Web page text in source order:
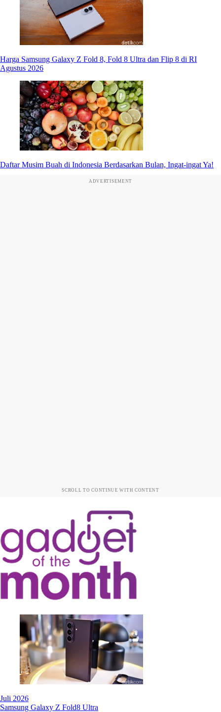
Harga Samsung Galaxy Z Fold 8, Fold 8 Ultra dan Flip 8 di RI
Agustus 2026
Daftar Musim Buah di Indonesia Berdasarkan Bulan, Ingat-ingat Ya!
ADVERTISEMENT
SCROLL TO CONTINUE WITH CONTENT
Juli 2026
Samsung Galaxy Z Fold8 Ultra